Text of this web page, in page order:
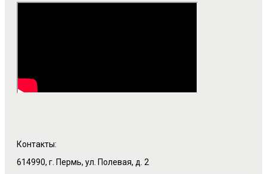
Контакты:
614990, г. Пермь, ул. Полевая, д. 2